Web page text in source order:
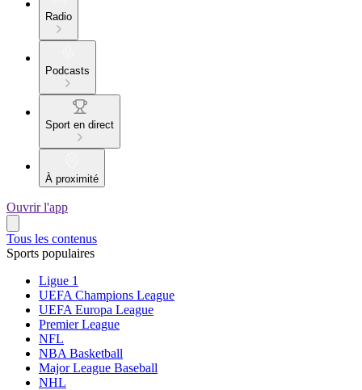
Radio
Podcasts
Sport en direct
À proximité
Ouvrir l'app
Tous les contenus
Sports populaires
Ligue 1
UEFA Champions League
UEFA Europa League
Premier League
NFL
NBA Basketball
Major League Baseball
NHL